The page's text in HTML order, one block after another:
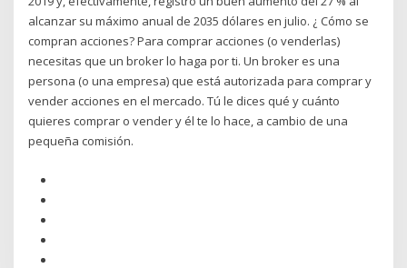
alcanzar su máximo anual de 2035 dólares en julio. ¿ Cómo se
compran acciones? Para comprar acciones (o venderlas)
necesitas que un broker lo haga por ti. Un broker es una
persona (o una empresa) que está autorizada para comprar y
vender acciones en el mercado. Tú le dices qué y cuánto
quieres comprar o vender y él te lo hace, a cambio de una
pequeña comisión.